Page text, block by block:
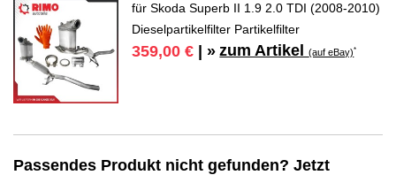
für Skoda Superb II 1.9 2.0 TDI (2008-2010)
Dieselpartikelfilter Partikelfilter
359,00 € | » zum Artikel(auf eBay)*
Passendes Produkt nicht gefunden? Jetzt